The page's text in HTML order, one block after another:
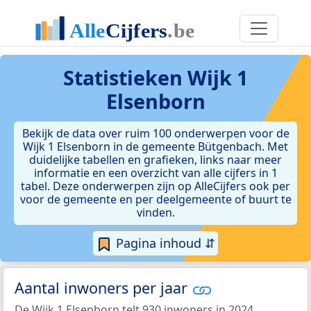
Statistieken Wijk 1
Elsenborn
Bekijk de data over ruim 100 onderwerpen voor de
Wijk 1 Elsenborn in de gemeente Bütgenbach. Met
duidelijke tabellen en grafieken, links naar meer
informatie en een overzicht van alle cijfers in 1
tabel. Deze onderwerpen zijn op AlleCijfers ook per
voor de gemeente en per deelgemeente of buurt te
vinden.
Pagina inhoud ⇵
Aantal inwoners per jaar